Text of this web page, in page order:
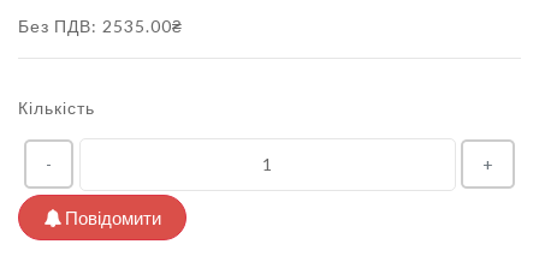
Без ПДВ: 2535.00₴
Кількість
- +
Повідомити